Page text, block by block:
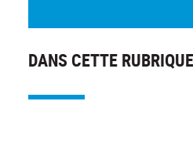
DANS CETTE RUBRIQUE